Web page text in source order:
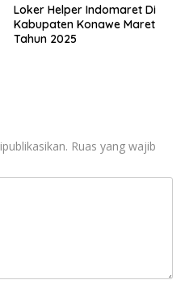
Loker Helper Indomaret Di
Kabupaten Konawe Maret
Tahun 2025
Ruas yang wajib